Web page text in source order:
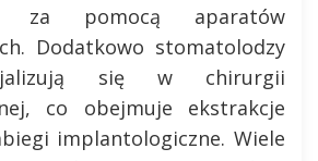
za pomocą aparatów
Dodatkowo stomatolodzy
się w chirurgii
co obejmuje ekstrakcje
implantologiczne. Wiele